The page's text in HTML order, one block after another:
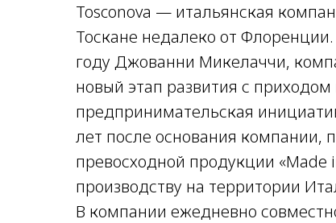
Tosconova — итальянская
Тоскане недалеко от
году Джованни Микелаччи,
новый этап развития с
предпринимательская
лет после основания компании,
превосходной продукции «Made
производству на территории
В компании ежедневно